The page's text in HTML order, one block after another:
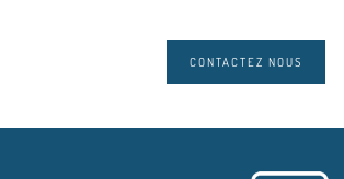
CONTACTEZ NOUS